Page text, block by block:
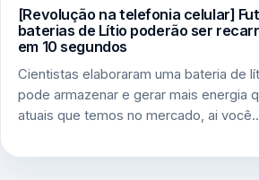
[Revolução na telefonia celular]
baterias de Lítio poderão ser
em 10 segundos
Cientistas elaboraram uma bateria de
pode armazenar e gerar mais energia
atuais que temos no mercado, ai